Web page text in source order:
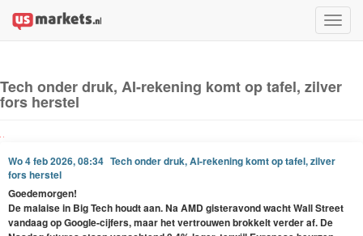
Toggle
Tech onder druk, AI-rekening komt op tafel, zilver
fors herstel
Wo 4 feb 2026, 08:34 Tech onder druk, AI-rekening komt op tafel, zilver
fors herstel
Goedemorgen!
De malaise in Big Tech houdt aan. Na AMD gisteravond wacht Wall Street
vandaag op Google-cijfers, maar het vertrouwen brokkelt verder af. De